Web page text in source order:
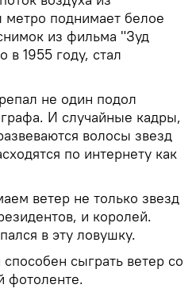
поднимает белое
из фильма "Зуд
в 1955 году, стал
не один подол
И случайные кадры,
волосы звезд
по интернету как
ветер не только звезд
и королей.
в эту ловушку.
сыграть ветер со
фотоленте.